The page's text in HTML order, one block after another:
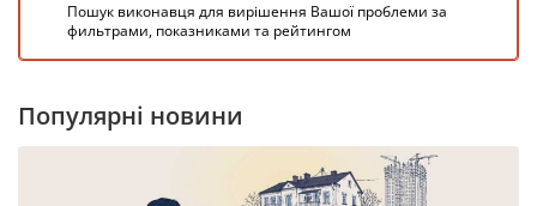
Пошук виконавця для вирішення Вашої проблеми за
фильтрами, показниками та рейтингом
Популярні новини